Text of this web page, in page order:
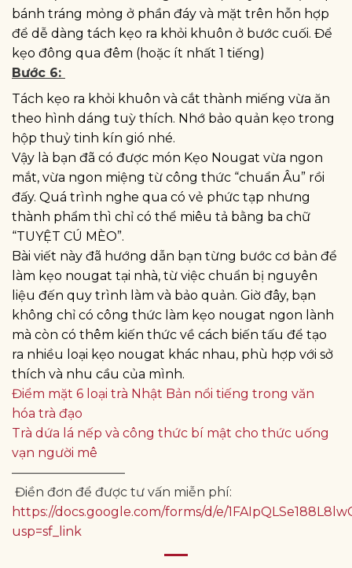
bánh tráng mỏng ở phần đáy và mặt trên hỗn hợp
để dễ dàng tách kẹo ra khỏi khuôn ở bước cuối. Để
kẹo đông qua đêm (hoặc ít nhất 1 tiếng)
Bước 6:
Tách kẹo ra khỏi khuôn và cắt thành miếng vừa ăn
theo hình dáng tuỳ thích. Nhớ bảo quản kẹo trong
hộp thuỷ tinh kín gió nhé.
Vậy là bạn đã có được món Kẹo Nougat vừa ngon
mắt, vừa ngon miệng từ công thức “chuẩn Âu” rồi
đấy. Quá trình nghe qua có vẻ phức tạp nhưng
thành phẩm thì chỉ có thể miêu tả bằng ba chữ
“TUYỆT CÚ MÈO”.
Bài viết này đã hướng dẫn bạn từng bước cơ bản để
làm kẹo nougat tại nhà, từ việc chuẩn bị nguyên
liệu đến quy trình làm và bảo quản. Giờ đây, bạn
không chỉ có công thức làm kẹo nougat ngon lành
mà còn có thêm kiến thức về cách biến tấu để tạo
ra nhiều loại kẹo nougat khác nhau, phù hợp với sở
thích và nhu cầu của mình.
Điểm mặt 6 loại trà Nhật Bản nổi tiếng trong văn
hóa trà đạo
Trà dứa lá nếp và công thức bí mật cho thức uống
vạn người mê
—————————
Điền đơn để được tư vấn miễn phí:
https://docs.google.com/forms/d/e/
usp=sf_link